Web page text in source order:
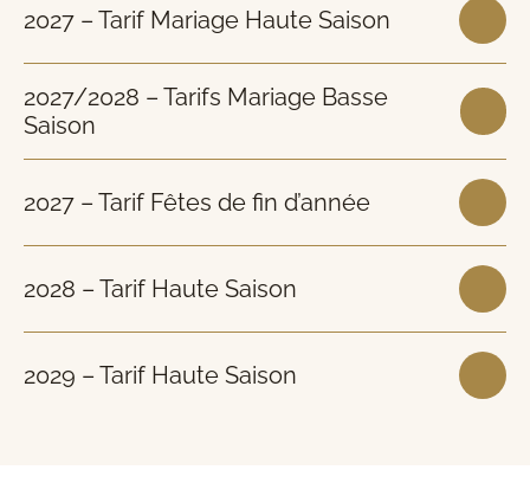
2027 – Tarif Mariage Haute Saison
2027/2028 – Tarifs Mariage Basse
Saison
2027 – Tarif Fêtes de fin d’année
2028 – Tarif Haute Saison
2029 – Tarif Haute Saison